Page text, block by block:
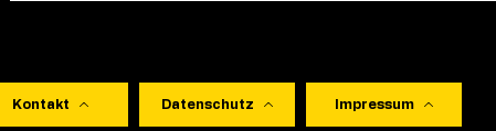
Kontakt Datenschutz Impressum